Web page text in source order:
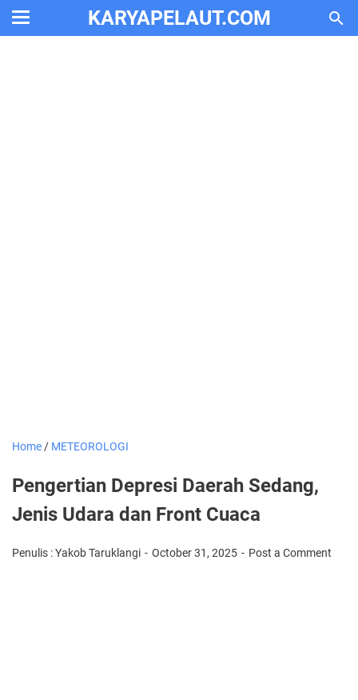
KARYAPELAUT.COM
Home / METEOROLOGI
Pengertian Depresi Daerah Sedang,
Jenis Udara dan Front Cuaca
Penulis : Yakob Taruklangi October 31, 2025 Post a Comment